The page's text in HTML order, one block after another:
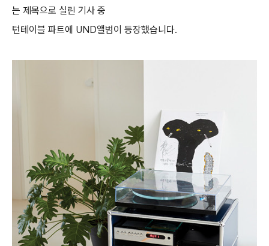
는 제목으로 실린 기사 중
턴테이블 파트에 UND앨범이 등장했습니다.